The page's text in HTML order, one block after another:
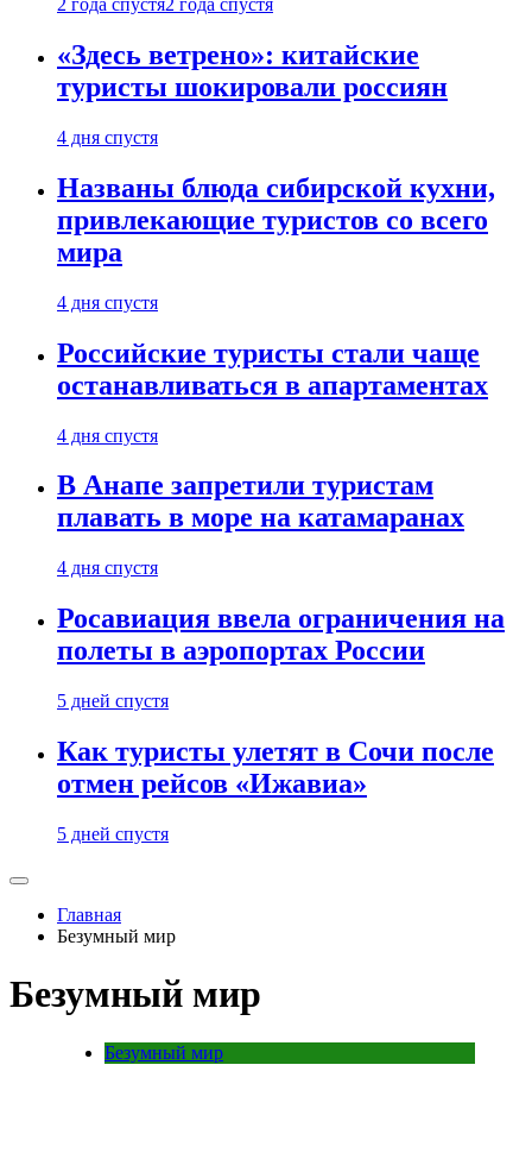
2 года спустя2 года спустя
«Здесь ветрено»: китайские
туристы шокировали россиян
4 дня спустя
Названы блюда сибирской кухни,
привлекающие туристов со всего
мира
4 дня спустя
Российские туристы стали чаще
останавливаться в апартаментах
4 дня спустя
В Анапе запретили туристам
плавать в море на катамаранах
4 дня спустя
Росавиация ввела ограничения на
полеты в аэропортах России
5 дней спустя
Как туристы улетят в Сочи после
отмен рейсов «Ижавиа»
5 дней спустя
Главная
Безумный мир
Безумный мир
Безумный мир